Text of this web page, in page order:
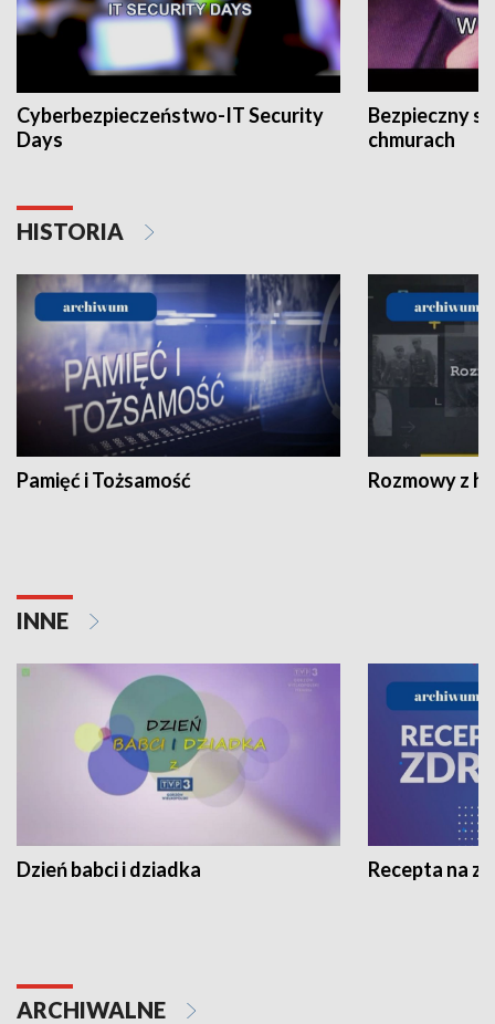
Cyberbezpieczeństwo-IT Security
Days
Bezpieczny
chmurach
HISTORIA
Pamięć i Tożsamość Rozmowy z
INNE
Dzień babci i dziadka Recepta na
ARCHIWALNE